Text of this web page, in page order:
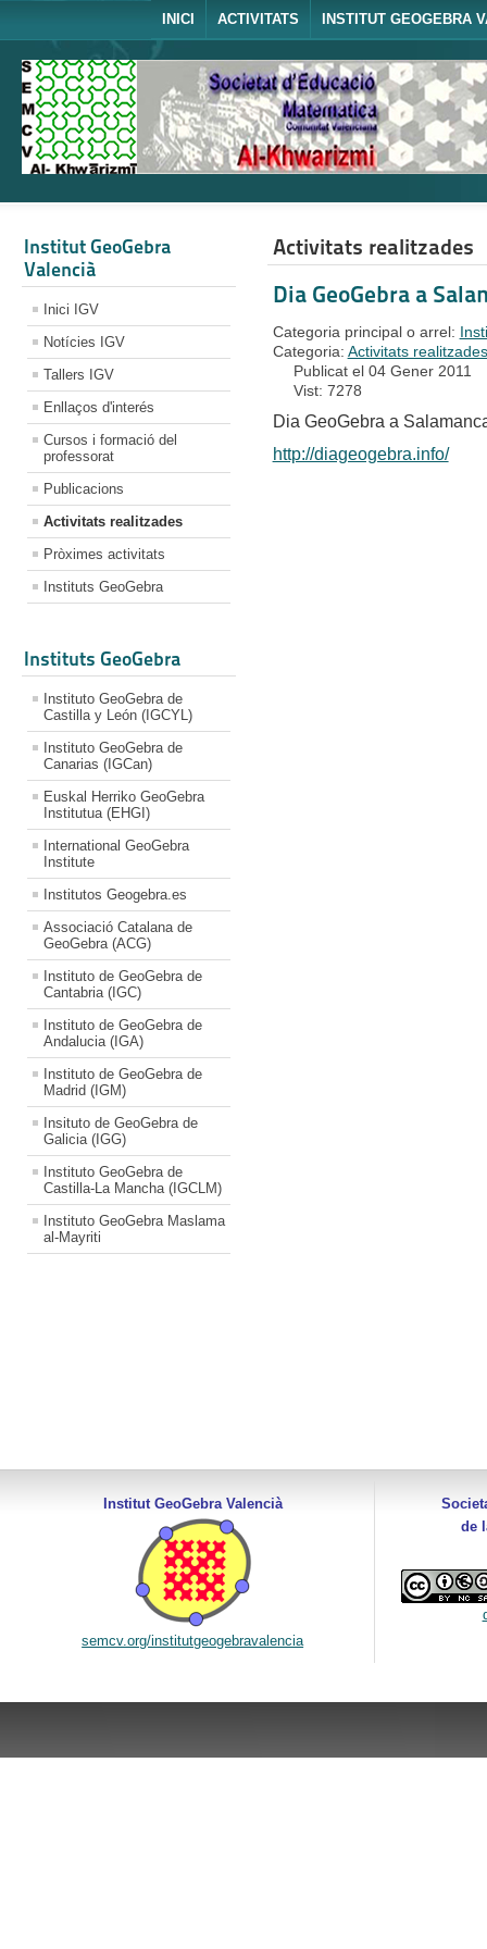
INICI ACTIVITATS INSTITUT GEOGEBRA
Institut GeoGebra
Valencià
Inici IGV
Notícies IGV
Tallers IGV
Enllaços d'interés
Cursos i formació del
professorat
Publicacions
Activitats realitzades
Pròximes activitats
Instituts GeoGebra
Instituts GeoGebra
Instituto GeoGebra de
Castilla y León (IGCYL)
Instituto GeoGebra de
Canarias (IGCan)
Euskal Herriko GeoGebra
Institutua (EHGI)
International GeoGebra
Institute
Institutos Geogebra.es
Associació Catalana de
GeoGebra (ACG)
Instituto de GeoGebra de
Cantabria (IGC)
Instituto de GeoGebra de
Andalucia (IGA)
Instituto de GeoGebra de
Madrid (IGM)
Insituto de GeoGebra de
Galicia (IGG)
Instituto GeoGebra de
Castilla-La Mancha (IGCLM)
Instituto GeoGebra Maslama
al-Mayriti
Activitats realitzades
Dia GeoGebra a
Categoria principal o arrel:
Categoria: Activitats realitzades
Publicat el 04 Gener 2011
Vist: 7278
Dia GeoGebra a
http://diageogebra.info/
Institut GeoGebra Valencià
semcv.org/institutgeogebravalencia
de